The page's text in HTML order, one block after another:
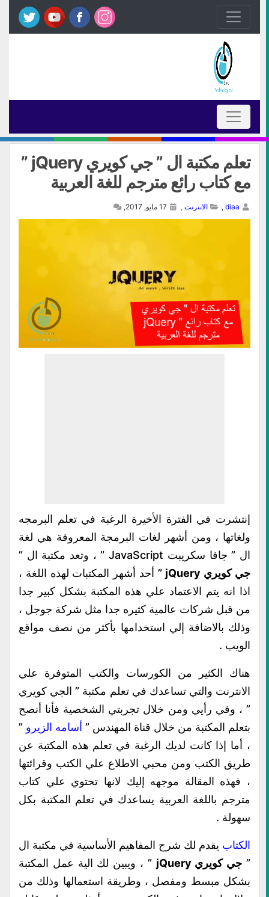
تعلم مكتبة ال ” جي كويري jQuery ”
مع كتاب رائع مترجم للغة العربية
diaa
, الانترنت ,
إنتشرت في الفترة الأخيرة الرغبة في تعلم البرمجه
ولغاتها ، ومن أشهر لغات البرمجة المعروفة هي لغة
ال ” جافا سكريبت JavaScript ” ، وتعد مكتبة ال ”
جي كويري jQuery
” أحد أشهر المكتبات لهذه اللغة ،
اذا انه يتم الاعتماد علي هذه المكتبة بشكل كبير جدا
من قبل شركات عالمية كثيره جدا مثل شركة جوجل ،
وذلك بالاضافة إلي استخدامها بأكثر من نصف مواقع
الويب .
هناك الكثير من الكورسات والكتب المتوفرة علي
الانترنت والتي تساعدك في تعلم مكتبة ” الجي كويري
” ، وفي رأيي ومن خلال تجربتي الشخصية فأنا أنصح
بتعلم المكتبة من خلال قناة المهندس ” أسامه الزيرو ”
، أما إذا كانت لديك الرغبة في تعلم هذه المكتبة عن
طريق الكتب ومن محبي الاطلاع علي الكتب وقرائتها
، فهذه المقالة موجهه إليك لانها تحتوي علي كتاب
مترجم باللغة العربية يساعدك في تعلم المكتبة بكل
سهولة .
الكتاب يقدم لك شرح المفاهيم الأساسية في مكتبة ال
” جي كويري jQuery
” ، ويبين لك الية عمل المكتبة
بشكل مبسط ومفصل ، وطريقة استعمالها وذلك من